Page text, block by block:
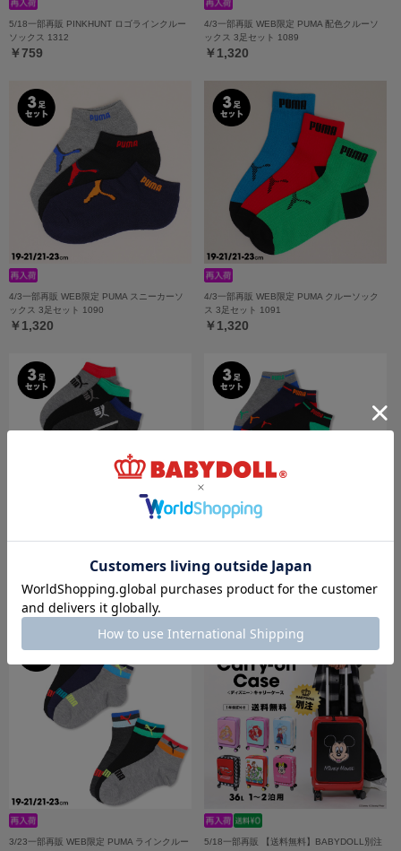
5/18一部再販 PINKHUNT ロゴラインクルー
ソックス 1312
￥759
4/3一部再販 WEB限定 PUMA 配色クルーソ
ックス 3足セット 1089
￥1,320
4/3一部再販 WEB限定 PUMA スニーカーソ
ックス 3足セット 1090
￥1,320
4/3一部再販 WEB限定 PUMA クルーソック
ス 3足セット 1091
￥1,320
4/3一部再販 WEB限定 PUMA 配色スニーカ
ーソックス 3足セット 1093
￥1,100
4/3一部再販 WEB限定 PUMA ラインスニー
カーソックス 3足セット 1092
￥1,100
3/23一部再販 WEB限定 PUMA ラインクルー
5/18一部再販 【送料無料】BABYDOLL別注